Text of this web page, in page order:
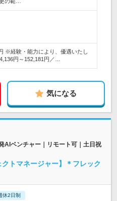
※経験・能力により、優遇いたし
円～152,181円／…
気になる
AIベンチャー｜リモート可｜土日祝
トマネージャー】＊フレック
休2日制